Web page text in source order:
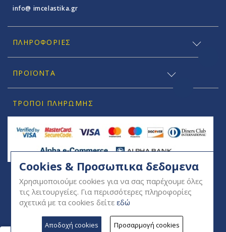
info@ imcelastika.gr
ΠΛΗΡΟΦΟΡΊΕΣ
ΠΡΟΪΟΝΤΑ
ΤΡΌΠΟΙ ΠΛΗΡΩΜΉΣ
SOCIAL
Cookies & Προσωπικα δεδομενα
Χρησιμοποιούμε cookies για να σας παρέχουμε όλες
τις λειτουργείες. Για περισσότερες πληροφορίες
σχετικά με τα cookies δείτε εδώ
Αποδοχή cookies Προσαρμογή cookies